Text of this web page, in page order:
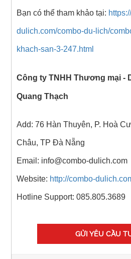
Bạn có thể tham khảo tại:
dulich.com/combo-du-lich/
khach-san-3-247.html
Công ty TNHH Thương mại -
Quang Thạch
Add: 76 Hàn Thuyên, P. Hoà
Châu, TP Đà Nẵng
Email: info@combo-dulich.com
Website: http://combo-
Hotline Support: 085.805.3689
GỬI YÊU CẦU